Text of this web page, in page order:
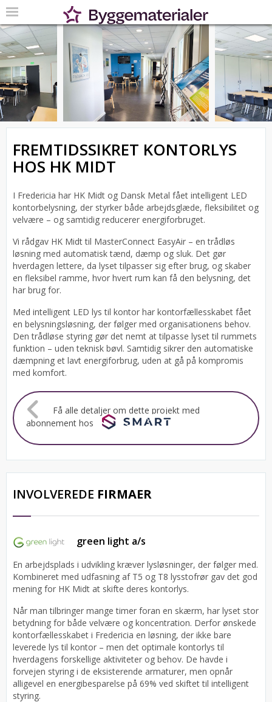
FREMTIDSSIKRET KONTORLYS
HOS HK MIDT
I Fredericia har HK Midt og Dansk Metal fået intelligent LED
kontorbelysning, der styrker både arbejdsglæde, fleksibilitet og
velvære – og samtidig reducerer energiforbruget.
Vi rådgav HK Midt til MasterConnect EasyAir – en trådløs
løsning med automatisk tænd, dæmp og sluk. Det gør
hverdagen lettere, da lyset tilpasser sig efter brug, og skaber
en fleksibel ramme, hvor hvert rum kan få den belysning, det
har brug for.
Med intelligent LED lys til kontor har kontorfællesskabet fået
en belysningsløsning, der følger med organisationens behov.
Den trådløse styring gør det nemt at tilpasse lyset til rummets
funktion – uden teknisk bøvl. Samtidig sikrer den automatiske
dæmpning et lavt energiforbrug, uden at gå på kompromis
med komfort.
Få alle detaljer om dette projekt med
abonnement hos
INVOLVEREDE FIRMAER
green light a/s
En arbejdsplads i udvikling kræver lysløsninger, der følger med.
Kombineret med udfasning af T5 og T8 lysstofrør gav det god
mening for HK Midt at skifte deres kontorlys.
Når man tilbringer mange timer foran en skærm, har lyset stor
betydning for både velvære og koncentration. Derfor ønskede
kontorfællesskabet i Fredericia en løsning, der ikke bare
leverede lys til kontor – men det optimale kontorlys til
hverdagens forskellige aktiviteter og behov. De havde i
forvejen styring i de eksisterende armaturer, men opnår
alligevel en energibesparelse på 69% ved skiftet til intelligent
styring.